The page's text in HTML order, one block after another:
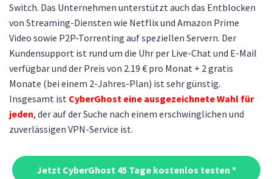
Switch. Das Unternehmen unterstützt auch das Entblocken
von Streaming-Diensten wie Netflix und Amazon Prime
Video sowie P2P-Torrenting auf speziellen Servern. Der
Kundensupport ist rund um die Uhr per Live-Chat und E-Mail
verfügbar und der Preis von 2.19 € pro Monat + 2 gratis
Monate (bei einem 2-Jahres-Plan) ist sehr günstig.
Insgesamt ist CyberGhost eine ausgezeichnete Wahl für
jeden, der auf der Suche nach einem erschwinglichen und
zuverlässigen VPN-Service ist.
Jetzt CyberGhost 45 Tage kostenlos testen *